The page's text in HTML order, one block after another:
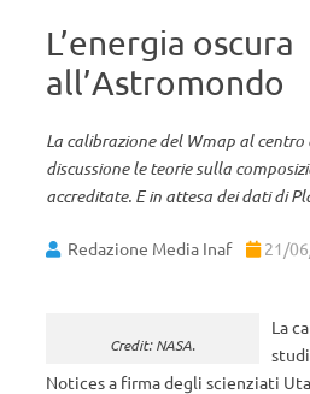
L’energia oscura
all’Astromondo
La calibrazione del Wmap al
discussione le teorie sulla
accreditate. E in attesa dei dati di
Redazione Media Inaf 21/
Credit: NASA.
La
Notices a firma degli scienziati